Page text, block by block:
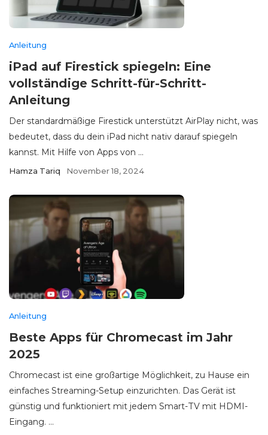
Anleitung
iPad auf Firestick spiegeln: Eine
vollständige Schritt-für-Schritt-
Anleitung
Der standardmäßige Firestick unterstützt AirPlay nicht, was
bedeutet, dass du dein iPad nicht nativ darauf spiegeln
kannst. Mit Hilfe von Apps von ...
Hamza Tariq November 18, 2024
Anleitung
Beste Apps für Chromecast im Jahr
2025
Chromecast ist eine großartige Möglichkeit, zu Hause ein
einfaches Streaming-Setup einzurichten. Das Gerät ist
günstig und funktioniert mit jedem Smart-TV mit HDMI-
Eingang. ...